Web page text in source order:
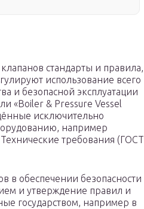
стандарты и правила,
использование всего
и безопасной эксплуатации
«Boiler & Pressure Vessel
исключительно
например
требования (ГОСТ
в обеспечении безопасности
и утверждение правил и
государством, например в